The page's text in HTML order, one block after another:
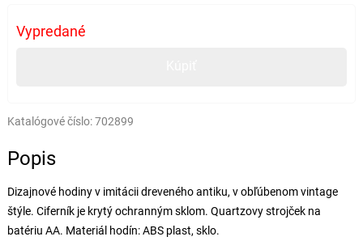
Vypredané
Katalógové číslo:702899
Popis
Dizajnové hodiny v imitácii dreveného antiku, v obľúbenom vintage
štýle. Ciferník je krytý ochranným sklom. Quartzovy strojček na
batériu AA. Materiál hodín: ABS plast, sklo.